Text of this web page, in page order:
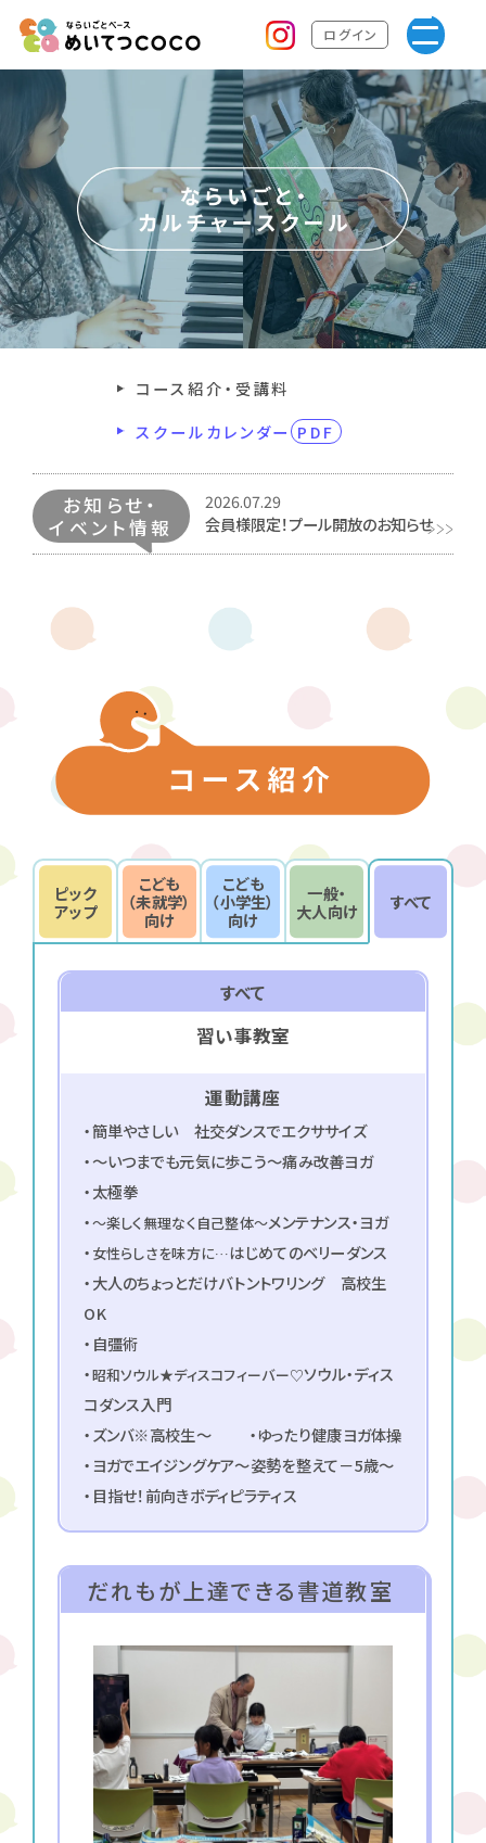
ログイン
コース紹介・受講料
スクールカレンダー PDF
お知らせ・
イベント情報
2026.07.29
会員様限定！プール開放のお知らせ
ピック
アップ
こども
（未就学）
向け
こども
（小学生）
向け
一般・
大人向け
すべて
すべて
習い事教室
運動講座
・簡単やさしい 社交ダンスでエクササイズ
・～いつまでも元気に歩こう～痛み改善ヨガ
・太極拳
・〜楽しく無理なく自己整体〜メンテナンス・ヨガ
・ 女性らしさを味方に…はじめてのベリーダンス
・大人のちょっとだけバトントワリング 高校生
OK
・自彊術
・昭和ソウル★ディスコフィーバー♡ソウル・ディス
コダンス入門
・ズンバ※高校生～
・ゆったり健康ヨガ体操
・ヨガでエイジングケア～姿勢を整えて－5歳～
・目指せ！前向きボディピラティス
だれもが上達できる書道教室